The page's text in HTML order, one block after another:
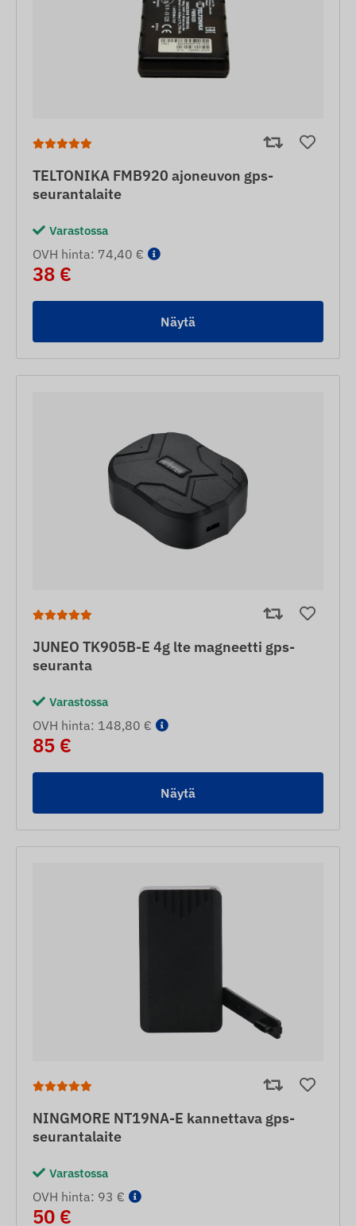
TELTONIKA FMB920 ajoneuvon gps-
seurantalaite
Varastossa
OVH hinta: 74,40 €
38 €
Näytä
JUNEO TK905B-E 4g lte magneetti gps-
seuranta
Varastossa
OVH hinta: 148,80 €
85 €
Näytä
NINGMORE NT19NA-E kannettava gps-
seurantalaite
Varastossa
OVH hinta: 93 €
50 €